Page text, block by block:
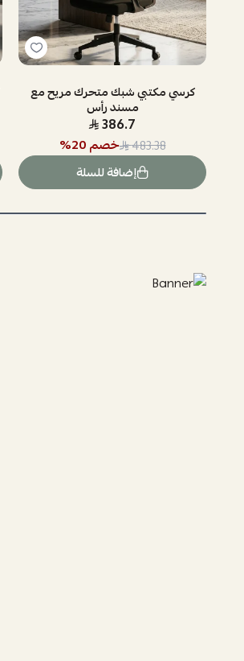
كرسي مكتبي شبك متحرك مريح مع
مسند رأس
386.7
483.38 خصم20
%
إضافة للسلة